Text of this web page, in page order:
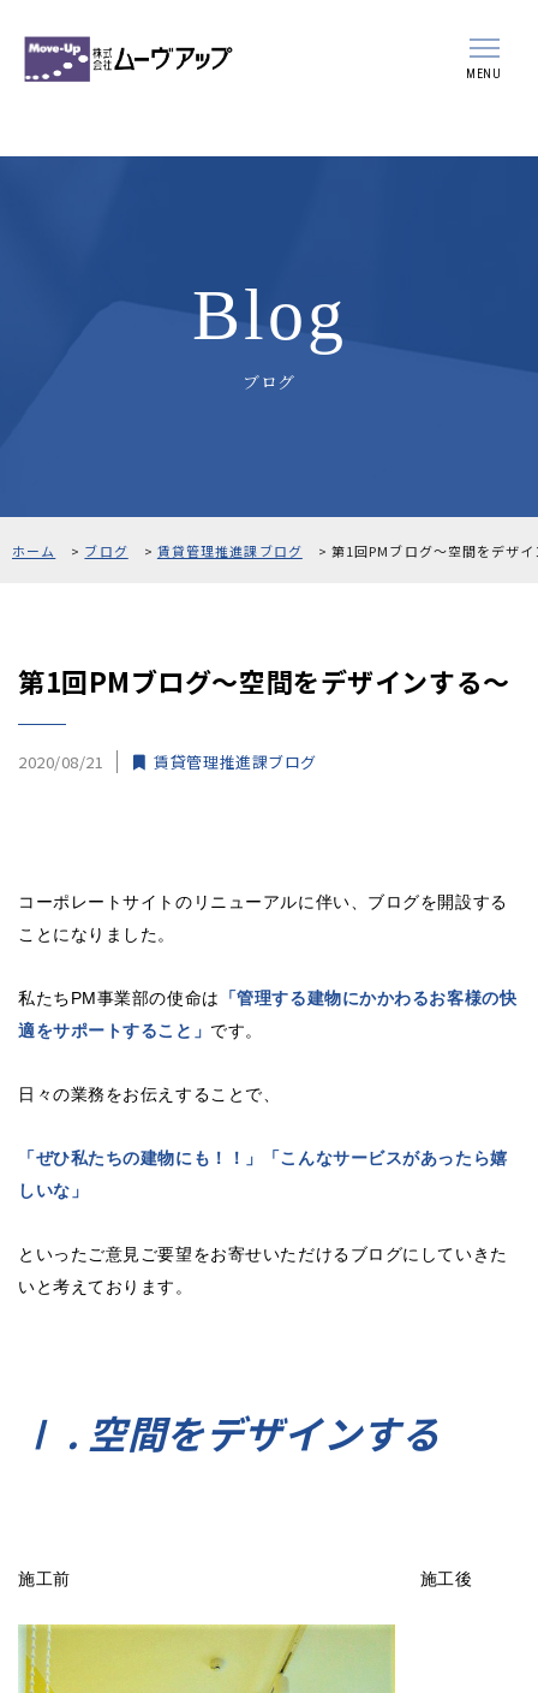
スタッフ紹介
お問い合わせ
MENU
Blog
ブログ
ホーム ブログ 賃貸管理推進課ブログ 第1回PMブログ～空間をデザ
第1回PMブログ～空間をデザインする～
2020/08/21 賃貸管理推進課ブログ
コーポレートサイトのリニューアルに伴い、ブログを開設する
ことになりました。
私たちPM事業部の使命は
「管理する建物にかかわるお客様の快
適をサポートすること」 です。
日々の業務をお伝えすることで、
「ぜひ私たちの建物にも！！」「こんなサービスがあったら嬉
しいな」
といったご意見ご要望をお寄せいただけるブログにしていきた
いと考えております。
Ⅰ . 空間をデザインする
施工前 施工後